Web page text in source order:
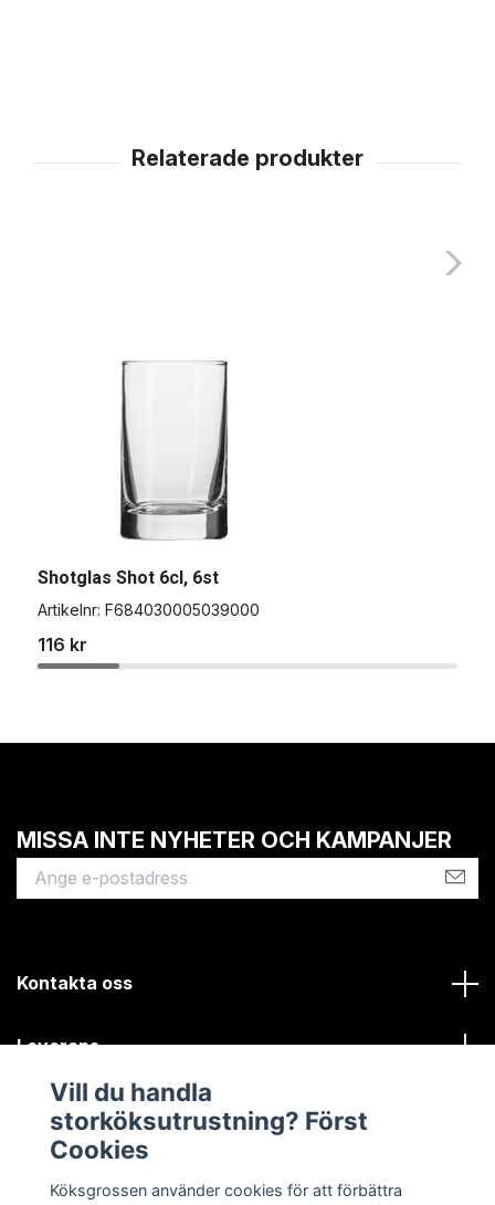
Shotglas Shot 6cl, 6st
Artikelnr: F684030005039000
116 kr
MISSA INTE NYHETER OCH KAMPANJER
Kontakta oss
Leverans
Kundinformation
Vill du handla
storköksutrustning? Först
Cookies
Köksgrossen använder cookies för att förbättra